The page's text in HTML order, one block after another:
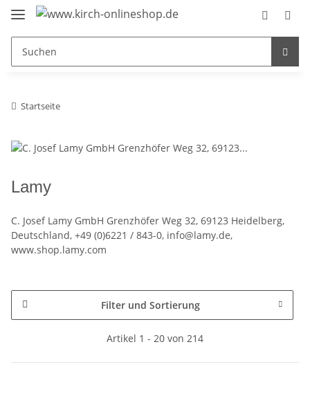
Startseite
Lamy
C. Josef Lamy GmbH Grenzhöfer Weg 32, 69123 Heidelberg,
Deutschland, +49 (0)6221 / 843-0, info@lamy.de,
www.shop.lamy.com
Filter und Sortierung
Artikel 1 - 20 von 214